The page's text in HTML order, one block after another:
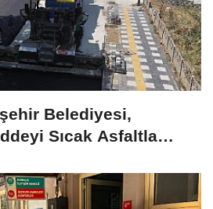
Belediyesi,
Sıcak Asfaltla